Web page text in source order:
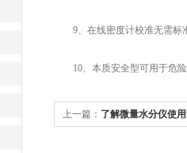
9、在线密度计校准无需标
10、本质安全型可用于危险
上一篇： 了解微量水分仪使